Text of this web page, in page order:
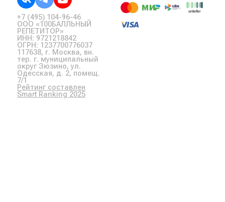
+7 (495) 104-96-46
ООО «100БАЛЛЬНЫЙ
РЕПЕТИТОР»
ИНН: 9721218842
ОГРН: 1237700776037
117638, г. Москва, вн.
тер. г. муниципальный
округ Зюзино, ул.
Одесская, д. 2, помещ.
7/1
Рейтинг составлен
Smart Ranking 2025